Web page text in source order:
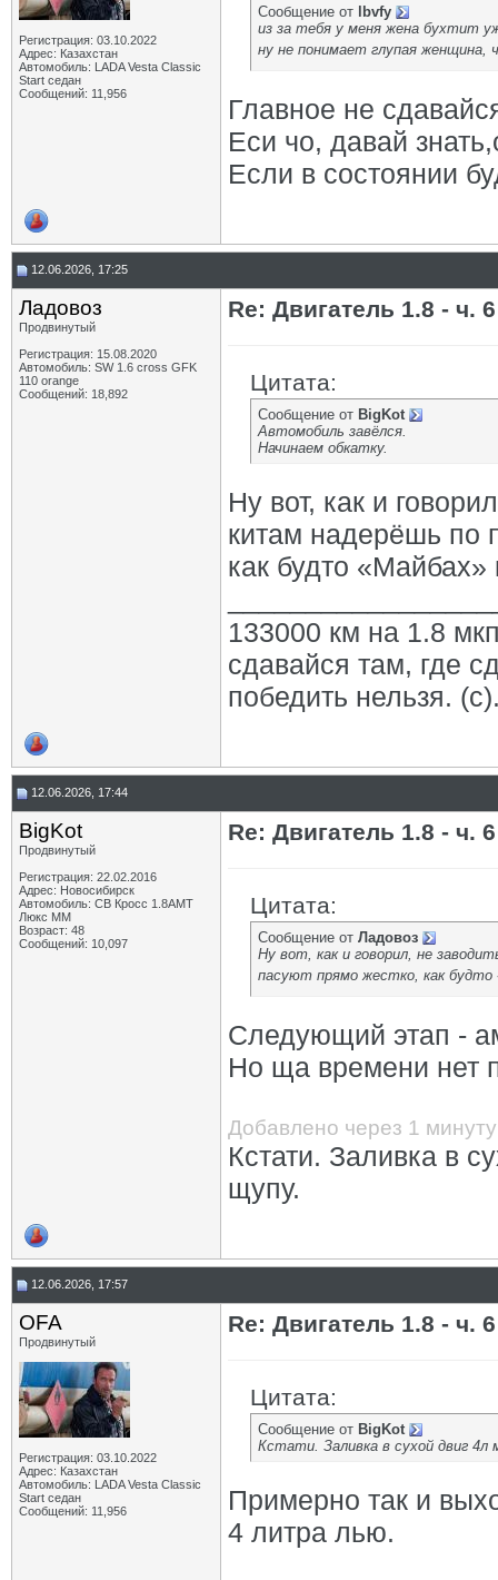
Регистрация: 03.10.2022
Адрес: Казахстан
Автомобиль: LADA Vesta Classic
Start седан
Сообщений: 11,956
Сообщение от
lbvfy
из за тебя у меня жена бухтит
ну не понимает глупая женщина,
Главное не
Еси чо, давай
Если в состоянии
12.06.2026, 17:25
Ладовоз
Продвинутый
Регистрация: 15.08.2020
Автомобиль: SW 1.6 cross GFK
110 orange
Сообщений: 18,892
Re: Двигатель 1.8 - ч. 6
Цитата:
Сообщение от BigKot
Автомобиль завёлся.
Начинаем обкатку.
Ну вот, как и
китам надерёшь по
как будто
133000 км на 1.8
сдавайся там, где
победить нельзя.
12.06.2026, 17:44
BigKot
Продвинутый
Регистрация: 22.02.2016
Адрес: Новосибирск
Автомобиль: СВ Кросс 1.8АМТ
Люкс ММ
Возраст: 48
Сообщений: 10,097
Re: Двигатель 1.8 - ч. 6
Цитата:
Сообщение от Ладовоз
Ну вот, как и говорил, не
пасуют прямо жестко, как будто
Следующий этап -
Но ща времени нет
Добавлено через 1 минуту
Кстати. Заливка в
щупу.
12.06.2026, 17:57
OFA
Продвинутый
Регистрация: 03.10.2022
Адрес: Казахстан
Автомобиль: LADA Vesta Classic
Start седан
Сообщений: 11,956
Re: Двигатель 1.8 - ч. 6
Цитата:
Сообщение от BigKot
Кстати. Заливка в сухой двиг 4л
Примерно так и
4 литра лью.